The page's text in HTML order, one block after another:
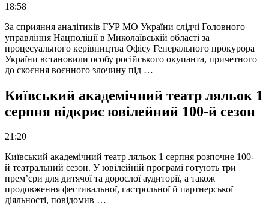
18:58
За сприяння аналітиків ГУР МО України слідчі Головного
управління Нацполіції в Миколаївській області за
процесуального керівництва Офісу Генерального прокурора
України встановили особу російського окупанта, причетного
до скоєння воєнного злочину під …
Київський академічний театр ляльок 1
серпня відкриє ювілейний 100-й сезон
21:20
Київський академічний театр ляльок 1 серпня розпочне 100-
й театральний сезон. У ювілейній програмі готують три
прем’єри для дитячої та дорослої аудиторії, а також
продовження фестивальної, гастрольної й партнерської
діяльності, повідомив …